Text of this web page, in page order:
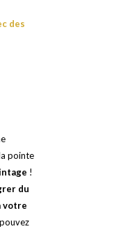
des
pointe
!
du
votre